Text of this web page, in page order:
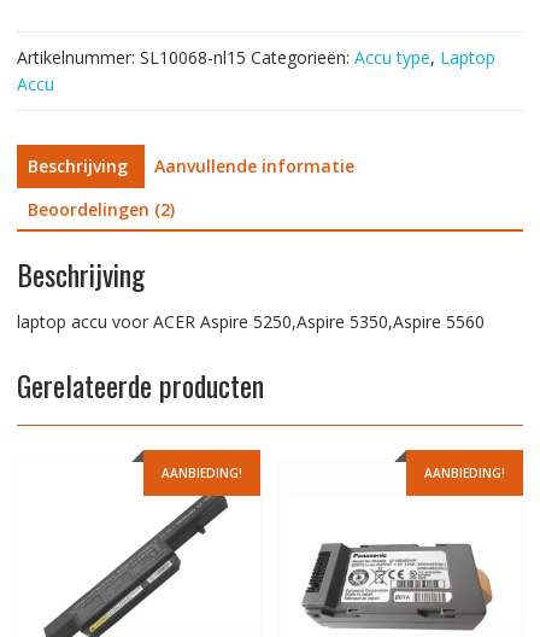
Artikelnummer: SL10068-nl15 Categorieën: Accu type, Laptop
Accu
Beschrijving
Aanvullende informatie
Beoordelingen (2)
Beschrijving
laptop accu voor ACER Aspire 5250,Aspire 5350,Aspire 5560
Gerelateerde producten
AANBIEDING! AANBIEDING!